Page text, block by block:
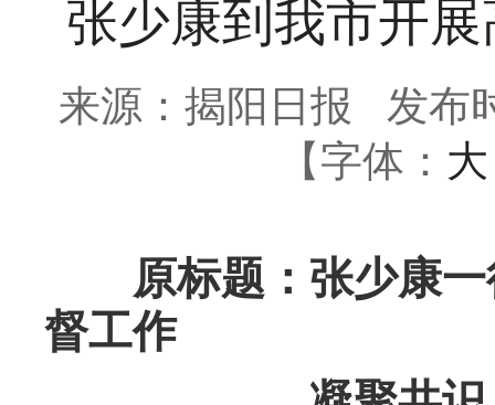
张少康到我市开
来源：揭阳日报
发布
【字体： 大
原标题：张少康一
督工作